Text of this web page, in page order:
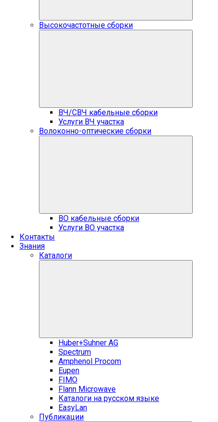
Высокочастотные сборки
ВЧ/СВЧ кабельные сборки
Услуги ВЧ участка
Волоконно-оптические сборки
ВО кабельные сборки
Услуги ВО участка
Контакты
Знания
Каталоги
Huber+Suhner AG
Spectrum
Amphenol Procom
Eupen
FIMO
Flann Microwave
Каталоги на русском языке
EasyLan
Публикации